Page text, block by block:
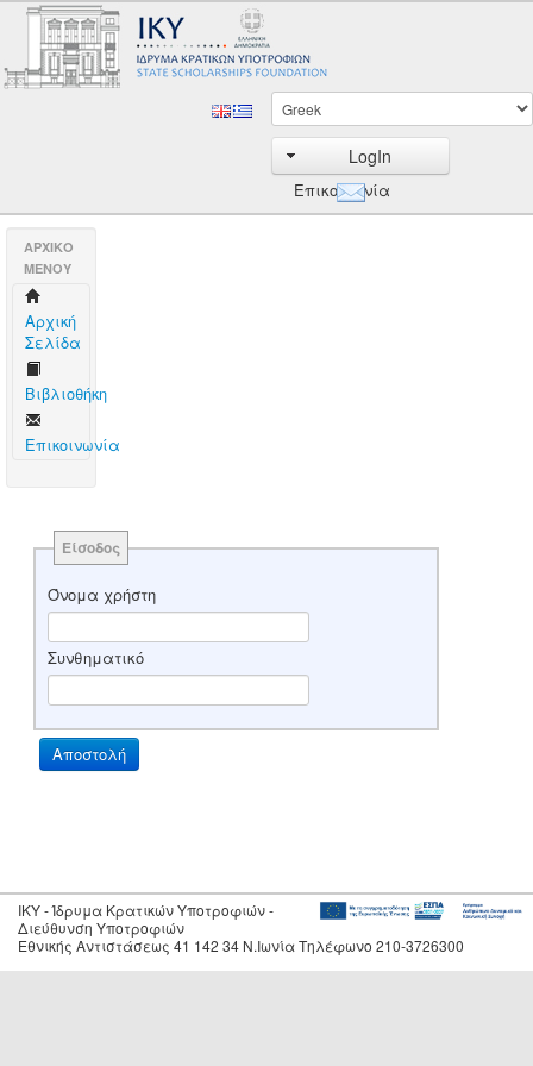
LogIn
Επικοινωνία
AΡΧΙΚΟ
ΜΕΝΟΥ
Aρχική
Σελίδα
Βιβλιοθήκη
Επικοινωνία
Είσοδος
Όνομα χρήστη
Συνθηματικό
IKY - Ίδρυμα Κρατικών Υποτροφιών -
Διεύθυνση Υποτροφιών
Εθνικής Αντιστάσεως 41 142 34 Ν.Ιωνία Τηλέφωνο 210-3726300